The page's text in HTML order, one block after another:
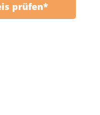
prüfen*